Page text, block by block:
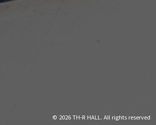
© 2026 TH-R HALL. All rights reserved